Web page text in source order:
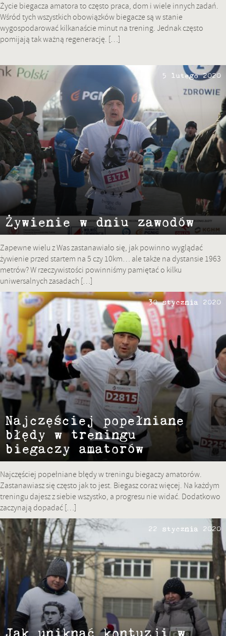
Życie biegacza amatora to często praca, dom i wiele innych zadań.
Wśród tych wszystkich obowiązków biegacze są w stanie
wygospodarować kilkanaście minut na trening. Jednak często
pomijają tak ważną regenerację. […]
5 lutego 2020
Żywienie w dniu zawodów
Zapewne wielu z Was zastanawiało się, jak powinno wyglądać
żywienie przed startem na 5 czy 10km… ale także na dystansie 1963
metrów? W rzeczywistości powinniśmy pamiętać o kilku
uniwersalnych zasadach […]
30 stycznia 2020
Najczęściej popełniane
błędy w treningu
biegaczy amatorów
Najczęściej popełniane błędy w treningu biegaczy amatorów.
Zastanawiasz się często jak to jest. Biegasz coraz więcej. Na każdym
treningu dajesz z siebie wszystko, a progresu nie widać. Dodatkowo
zaczynają dopadać […]
22 stycznia 2020